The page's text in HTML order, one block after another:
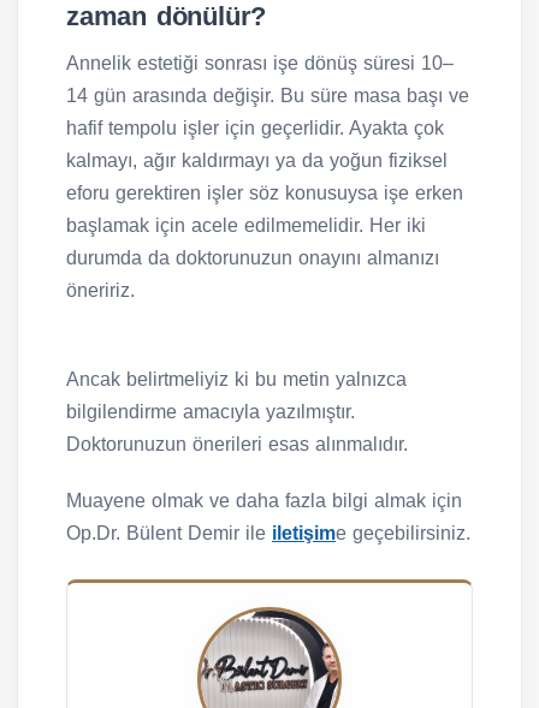
zaman dönülür?
Annelik estetiği sonrası işe dönüş süresi 10–
14 gün arasında değişir. Bu süre masa başı ve
hafif tempolu işler için geçerlidir. Ayakta çok
kalmayı, ağır kaldırmayı ya da yoğun fiziksel
eforu gerektiren işler söz konusuysa işe erken
başlamak için acele edilmemelidir. Her iki
durumda da doktorunuzun onayını almanızı
öneririz.
Ancak belirtmeliyiz ki bu metin yalnızca
bilgilendirme amacıyla yazılmıştır.
Doktorunuzun önerileri esas alınmalıdır.
Muayene olmak ve daha fazla bilgi almak için
Op.Dr. Bülent Demir ile iletişime geçebilirsiniz.